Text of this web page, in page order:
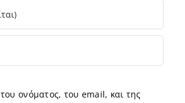
ονόματος, του email, και της